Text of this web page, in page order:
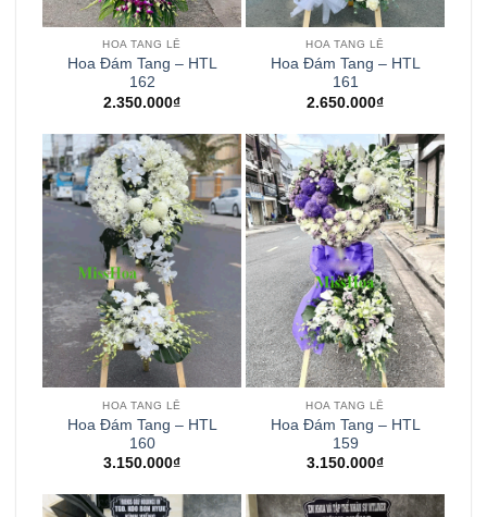
HOA TANG LỄ
Hoa Đám Tang – HTL
162
2.350.000₫
HOA TANG LỄ
Hoa Đám Tang – HTL
161
2.650.000₫
HOA TANG LỄ
Hoa Đám Tang – HTL
160
3.150.000₫
HOA TANG LỄ
Hoa Đám Tang – HTL
159
3.150.000₫